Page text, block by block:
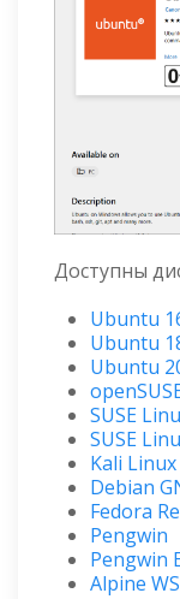
Доступны
Ubuntu
Ubuntu
Ubuntu
SUSE
SUSE
Kali Linux
Debian
Fedora
Pengwin
Pengwin
Alpine